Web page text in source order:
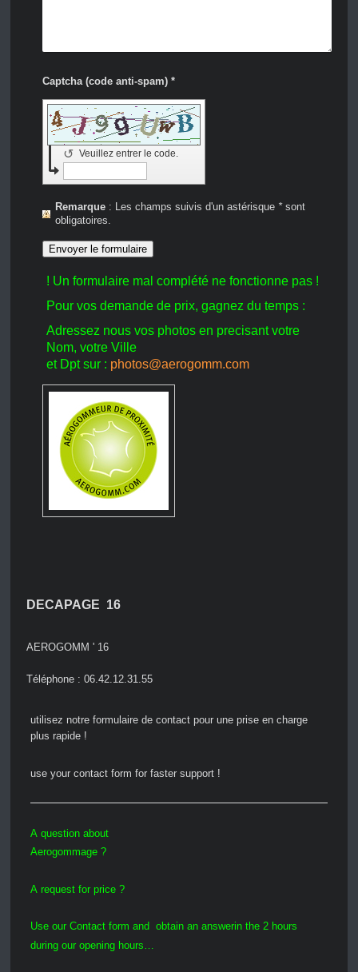
Captcha (code anti-spam) *
Veuillez entrer le code.
↺
Remarque : Les champs suivis d'un astérisque *sont
obligatoires.
! Un formulaire mal complété ne fonctionne pas !
Pour vos demande de prix, gagnez du temps :
Adressez nous vos photos en precisant votre
Nom, votre Ville
et Dpt sur : photos@aerogomm.com
DECAPAGE 16
AEROGOMM ' 16
Téléphone : 06.42.12.31.55
utilisez notre formulaire de contact pour une prise en charge
plus rapide !
use your contact form for faster support !
Aquestion about
Aerogommage?
Arequest forprice ?
Use our Contact formand obtain ananswerin the 2 hours
during our opening hours